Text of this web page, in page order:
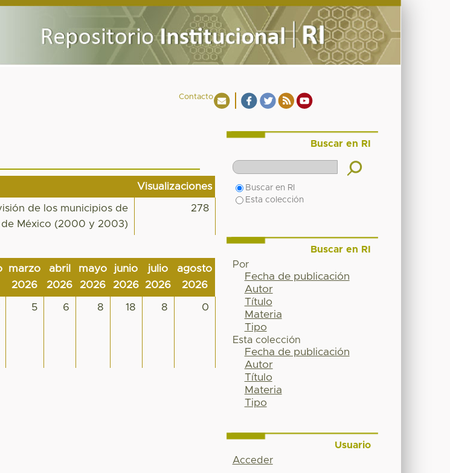
Contacto
Visualizaciones
de los municipios de
de México (2000 y 2003)
278
marzo
2026
abril
2026
mayo
2026
junio
2026
julio
2026
agosto
2026
5 6 8 18 8 0
Buscar en RI
Buscar en RI
Esta colección
Buscar en RI
Por
Fecha de publicación
Autor
Título
Materia
Tipo
Esta colección
Fecha de publicación
Autor
Título
Materia
Tipo
Usuario
Acceder